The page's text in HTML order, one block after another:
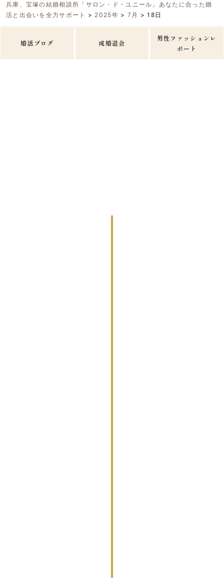
兵庫、宝塚の結婚相談所「サロン・ド・ユニール」あなたに合った婚
活と出会いを全力サポート
> 2025年 > 7月 >18日
婚活ブログ 成婚退会
男性ファッションレ
ポート